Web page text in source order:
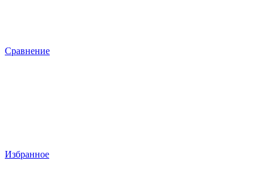
Сравнение
Избранное